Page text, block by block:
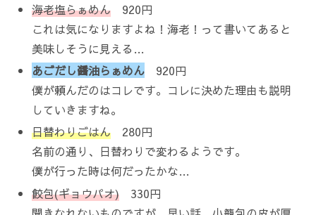
海老塩らぁめん 920円
これは気になりますよね！海老！って書いてあると
美味しそうに見える…
あごだし醤油らぁめん 920円
僕が頼んだのはコレです。コレに決めた理由も説明
していきますね。
日替わりごはん 280円
名前の通り、日替わりで変わるようです。
僕が行った時は何だったかな…
餃包(ギョウパオ) 330円